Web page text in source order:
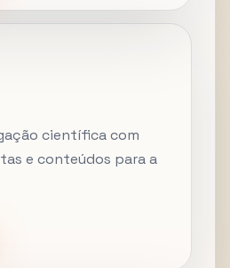
científica com
e conteúdos para a